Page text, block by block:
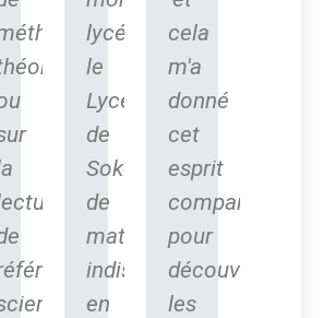
lycée,
le
Lycée
de
Sokone,
de
matériels
indispensables
en
cela
m'a
donné
cet
esprit
comparatif
pour
découvrir
les